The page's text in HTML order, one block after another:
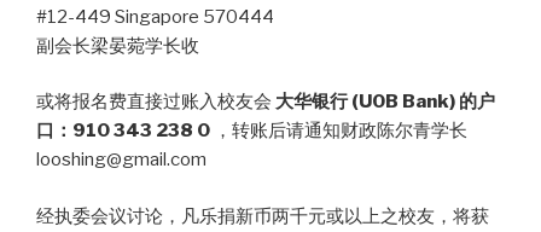
#12-449 Singapore 570444
副会长梁晏菀学长收
或将报名费直接过账入校友会 大华银行 (UOB Bank) 的户
口：910 343 238 0 ，转账后请通知财政陈尔青学长
looshing@gmail.com
经执委会议讨论，凡乐捐新币两千元或以上之校友，将获